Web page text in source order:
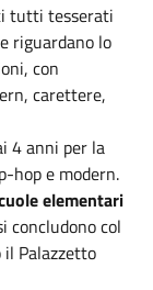
tutti tesserati
riguardano lo
con
carettere,
4 anni per la
hop e modern.
elementari
concludono col
il Palazzetto